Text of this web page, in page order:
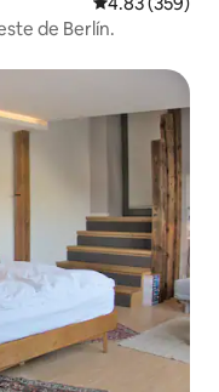
de Berlín.